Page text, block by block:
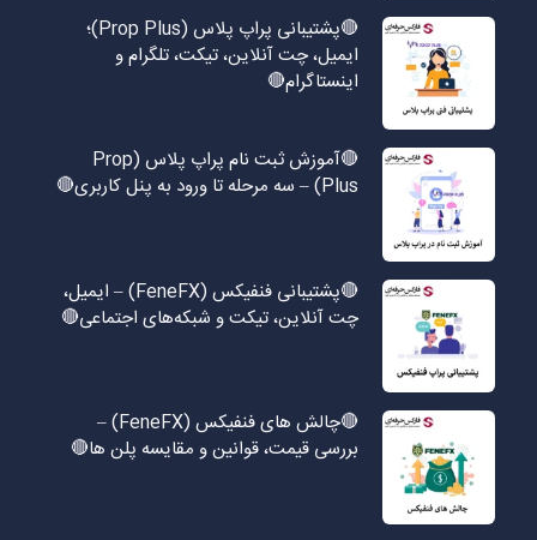
🔴پشتیبانی پراپ پلاس (Prop Plus)؛
ایمیل، چت آنلاین، تیکت، تلگرام و
اینستاگرام🔴
🔴آموزش ثبت نام پراپ پلاس (Prop
Plus) – سه مرحله تا ورود به پنل کاربری🔴
🔴پشتیبانی فنفیکس (FeneFX) – ایمیل،
چت آنلاین، تیکت و شبکه‌های اجتماعی🔴
🔴چالش های فنفیکس (FeneFX) –
بررسی قیمت، قوانین و مقایسه پلن ها🔴